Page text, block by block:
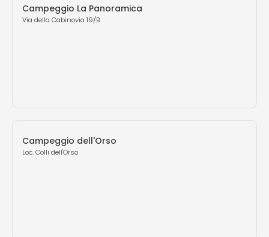
Campeggio La Panoramica
Via della Cabinovia 19/B
Campeggio dell'Orso
Loc. Colli dell'Orso